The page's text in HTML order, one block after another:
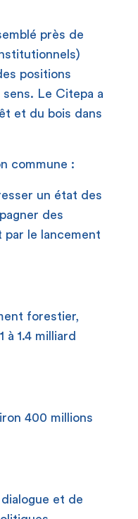
près de
positions
Le Citepa a
et du bois dans
commune :
un état des
des
le lancement
forestier,
1.4 milliard
400 millions
et de